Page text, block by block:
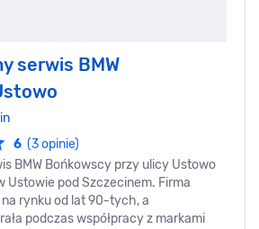
serwis BMW
6 (3 opinie)
BMW Bońkowscy przy ulicy Ustowo
Ustowie pod Szczecinem. Firma
rynku od lat 90-tych, a
podczas współpracy z markami